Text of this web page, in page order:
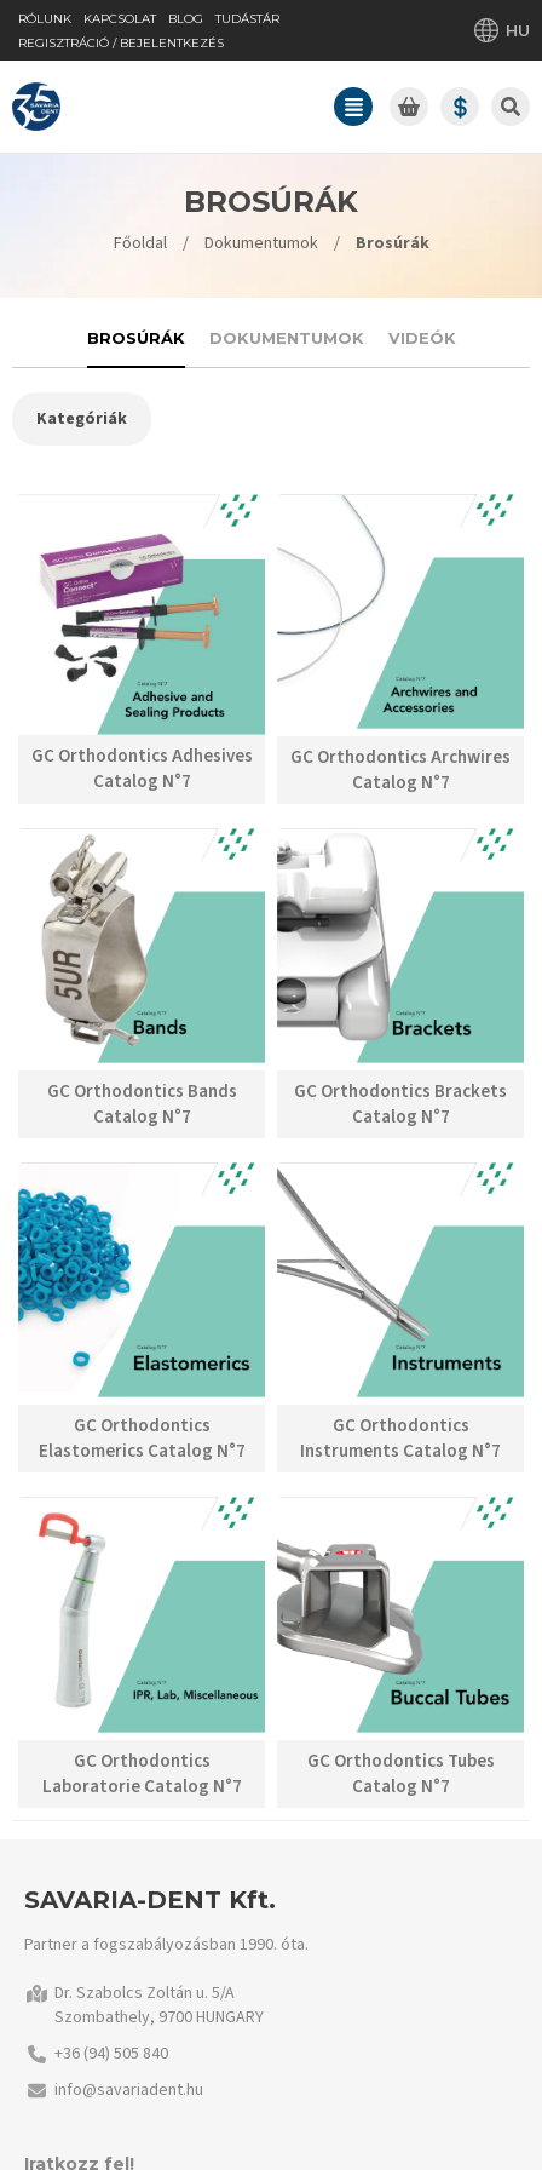
RÓLUNK KAPCSOLAT BLOG
TUDÁSTÁR
REGISZTRÁCIÓ / BEJELENTKEZÉS
HU
BROSÚRÁK
Főoldal / Dokumentumok / Brosúrák
BROSÚRÁK DOKUMENTUMOK VIDEÓK
Kategóriák
GC Orthodontics Adhesives
Catalog N°7
GC Orthodontics Archwires
Catalog N°7
GC Orthodontics Bands
Catalog N°7
GC Orthodontics Brackets
Catalog N°7
GC Orthodontics
Elastomerics Catalog N°7
GC Orthodontics
Instruments Catalog N°7
GC Orthodontics
Laboratorie Catalog N°7
GC Orthodontics Tubes
Catalog N°7
SAVARIA-DENT Kft.
Partner a fogszabályozásban 1990. óta.
Dr. Szabolcs Zoltán u. 5/A
Szombathely, 9700 HUNGARY
+36 (94) 505 840
info@savariadent.hu
Iratkozz fel!